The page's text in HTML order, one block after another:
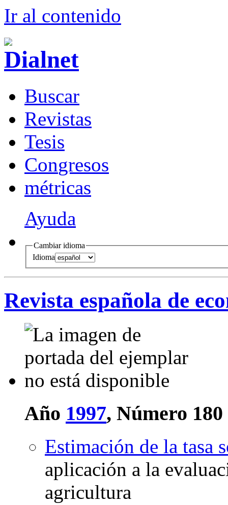
Ir al contenido
Buscar
Revistas
Tesis
Congresos
métricas
Ayuda
Cambiar idioma
Idioma
Revista española de
Año 1997, Número 180
Estimación de la tasa
aplicación a la
agricultura